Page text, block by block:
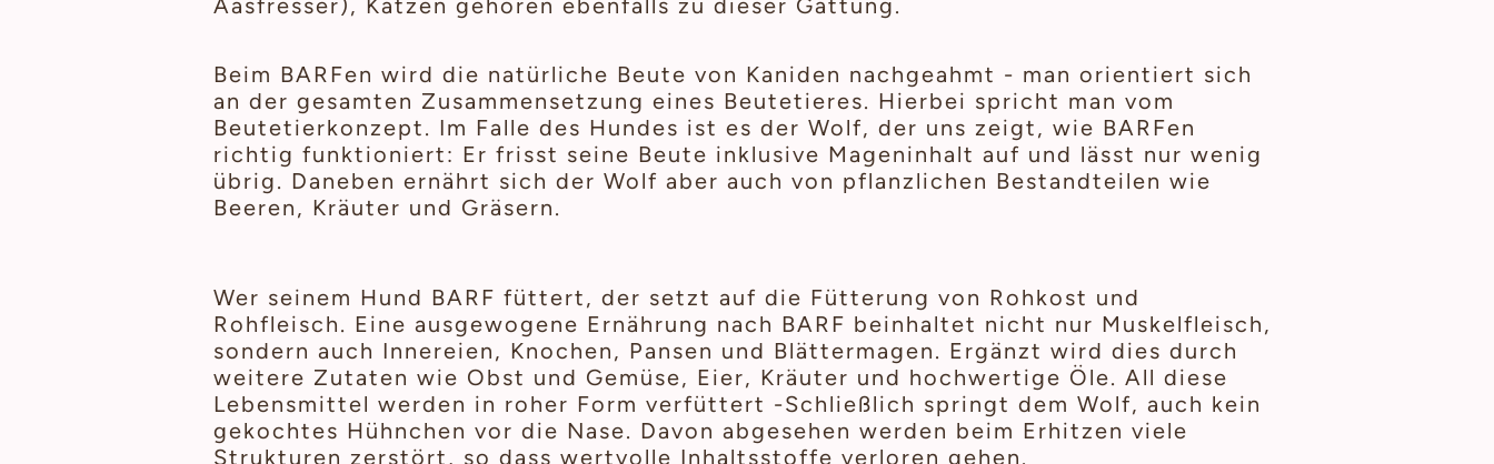
Aasfresser), Katzen gehören ebenfalls zu dieser Gattung.
Beim BARFen wird die natürliche Beute von Kaniden nachgeahmt - man orientiert sich
an der gesamten Zusammensetzung eines Beutetieres. Hierbei spricht man vom
Beutetierkonzept. Im Falle des Hundes ist es der Wolf, der uns zeigt, wie BARFen
richtig funktioniert: Er frisst seine Beute inklusive Mageninhalt auf und lässt nur wenig
übrig. Daneben ernährt sich der Wolf aber auch von pflanzlichen Bestandteilen wie
Beeren, Kräuter und Gräsern.
Wer seinem Hund BARF füttert, der setzt auf die Fütterung von Rohkost und
Rohfleisch. Eine ausgewogene Ernährung nach BARF beinhaltet nicht nur Muskelfleisch,
sondern auch Innereien, Knochen, Pansen und Blättermagen. Ergänzt wird dies durch
weitere Zutaten wie Obst und Gemüse, Eier, Kräuter und hochwertige Öle. All diese
Lebensmittel werden in roher Form verfüttert -Schließlich springt dem Wolf, auch kein
gekochtes Hühnchen vor die Nase. Davon abgesehen werden beim Erhitzen viele
Strukturen zerstört, so dass wertvolle Inhaltsstoffe verloren gehen.